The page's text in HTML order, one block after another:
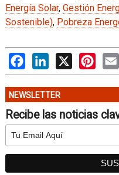
Energía Solar, Gestión
Sostenible), Pobreza
FacebookLinkedIn
X
NEWSLETTER
Recibe las noticias